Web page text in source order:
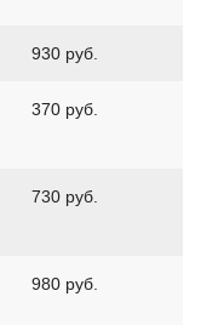
930 руб.
370 руб.
730 руб.
980 руб.